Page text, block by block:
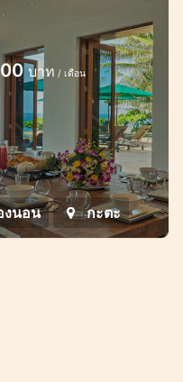
ตะ 8 ห้องนอน
ก็ตบาท / เดือน
งนอน กะตะ